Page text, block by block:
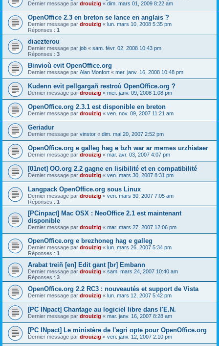
Dernier message par drouizig « dim. mars 01, 2009 8:22 am
OpenOffice 2.3 en breton se lance en anglais ?
Dernier message par drouizig « lun. mars 10, 2008 5:35 pm
Réponses : 1
diaezterou
Dernier message par job « sam. févr. 02, 2008 10:43 pm
Réponses : 3
Binvioù evit OpenOffice.org
Dernier message par Alan Monfort « mer. janv. 16, 2008 10:48 pm
Kudenn evit pellgargañ restroù OpenOffice.org ?
Dernier message par drouizig « mer. janv. 09, 2008 1:08 pm
OpenOffice.org 2.3.1 est disponible en breton
Dernier message par drouizig « ven. nov. 09, 2007 11:21 am
Geriadur
Dernier message par vinstor « dim. mai 20, 2007 2:52 pm
OpenOffice.org e galleg hag e bzh war ar memes urzhiataer
Dernier message par drouizig « mar. avr. 03, 2007 4:07 pm
[01net] OO.org 2.2 gagne en lisibilité et en compatibilité
Dernier message par drouizig « ven. mars 30, 2007 8:31 pm
Langpack OpenOffice.org sous Linux
Dernier message par drouizig « ven. mars 30, 2007 7:05 am
Réponses : 1
[PCinpact] Mac OSX : NeoOffice 2.1 est maintenant
disponible
Dernier message par drouizig « mar. mars 27, 2007 12:06 pm
OpenOffice.org e brezhoneg hag e galleg
Dernier message par drouizig « lun. mars 26, 2007 5:34 pm
Réponses : 1
Arabat treiñ [en] Edit gant [br] Embann
Dernier message par drouizig « sam. mars 24, 2007 10:40 am
Réponses : 3
OpenOffice.org 2.2 RC3 : nouveautés et support de Vista
Dernier message par drouizig « lun. mars 12, 2007 5:42 pm
[PC INpact] Chantage au logiciel libre dans l'E.N.
Dernier message par drouizig « mar. janv. 16, 2007 8:28 am
[PC INpact] Le ministère de l'agri opte pour OpenOffice.org
Dernier message par drouizig « ven. janv. 12, 2007 2:10 pm